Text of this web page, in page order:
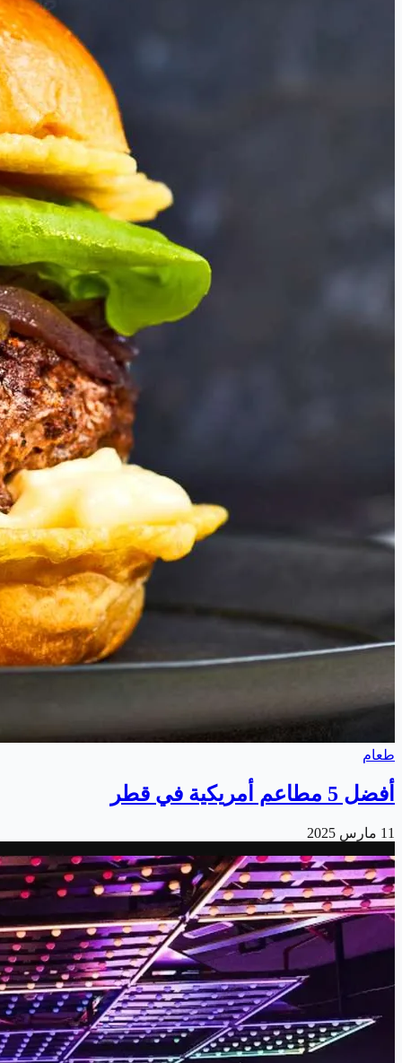
طعام
أفضل 5 مطاعم أمريكية في قطر
11 مارس 2025